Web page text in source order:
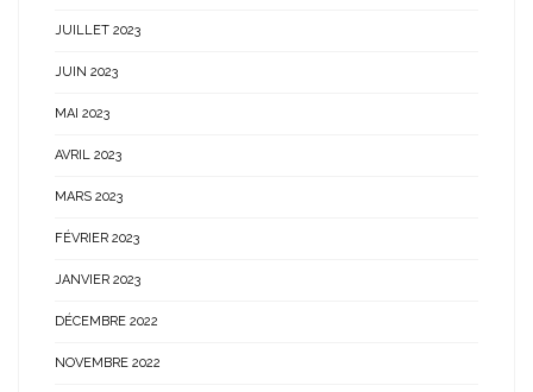
JUILLET 2023
JUIN 2023
MAI 2023
AVRIL 2023
MARS 2023
FÉVRIER 2023
JANVIER 2023
DÉCEMBRE 2022
NOVEMBRE 2022